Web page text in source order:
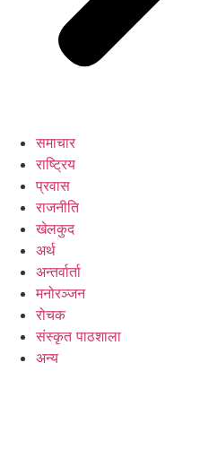
समाचार
राष्ट्रिय
प्रवास
राजनीति
खेलकुद
अर्थ
अन्तर्वार्ता
मनोरञ्जन
रोचक
संस्कृत पाठशाला
अन्य